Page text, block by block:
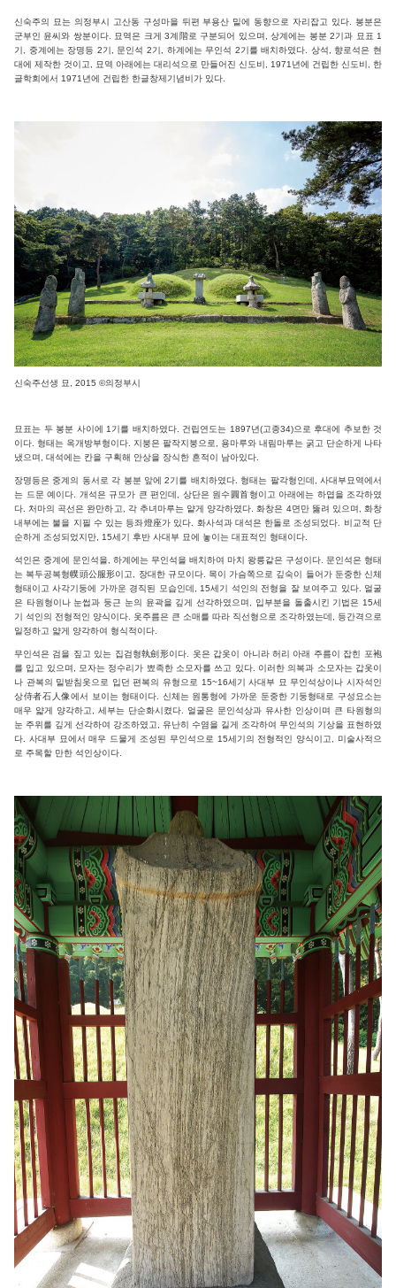
신숙주의 묘는 의정부시 고산동 구성마을 뒤편 부용산 밑에 동향으로 자리잡고 있다. 봉분은
군부인 윤씨와 쌍분이다. 묘역은 크게 3계階로 구분되어 있으며, 상계에는 봉분 2기과 묘표 1
기, 중계에는 장명등 2기, 문인석 2기, 하계에는 무인석 2기를 배치하였다. 상석, 향로석은 현
대에 제작한 것이고, 묘역 아래에는 대리석으로 만들어진 신도비, 1971년에 건립한 신도비, 한
글학회에서 1971년에 건립한 한글창제기념비가 있다.
신숙주선생 묘, 2015 ©의정부시
묘표는 두 봉분 사이에 1기를 배치하였다. 건립연도는 1897년(고종34)으로 후대에 추보한 것
이다. 형태는 옥개방부형이다. 지붕은 팔작지붕으로, 용마루와 내림마루는 굵고 단순하게 나타
냈으며, 대석에는 칸을 구획해 안상을 장식한 흔적이 남아있다.
장명등은 중계의 동서로 각 봉분 앞에 2기를 배치하였다. 형태는 팔각형인데, 사대부묘역에서
는 드문 예이다. 개석은 규모가 큰 편인데, 상단은 원수圓首형이고 아래에는 하엽을 조각하였
다. 처마의 곡선은 완만하고, 각 추녀마루는 얕게 양각하였다. 화창은 4면만 뚫려 있으며, 화창
내부에는 불을 지필 수 있는 등좌燈座가 있다. 화사석과 대석은 한돌로 조성되었다. 비교적 단
순하게 조성되었지만, 15세기 후반 사대부 묘에 놓이는 대표적인 형태이다.
석인은 중계에 문인석을, 하계에는 무인석을 배치하여 마치 왕릉같은 구성이다. 문인석은 형태
는 복두공복형幞頭公服形이고, 장대한 규모이다. 목이 가슴쪽으로 깊숙이 들어가 둔중한 신체
형태이고 사각기둥에 가까운 경직된 모습인데, 15세기 석인의 전형을 잘 보여주고 있다. 얼굴
은 타원형이나 눈썹과 둥근 눈의 윤곽을 깊게 선각하였으며, 입부분을 돌출시킨 기법은 15세
기 석인의 전형적인 양식이다. 옷주름은 큰 소매를 따라 직선형으로 조각하였는데, 등간격으로
일정하고 얇게 양각하여 형식적이다.
무인석은 검을 짚고 있는 집검형執劍形이다. 옷은 갑옷이 아니라 허리 아래 주름이 잡힌 포袍
를 입고 있으며, 모자는 정수리가 뾰족한 소모자를 쓰고 있다. 이러한 의복과 소모자는 갑옷이
나 관복의 밑받침옷으로 입던 편복의 유형으로 15~16세기 사대부 묘 무인석상이나 시자석인
상侍者石人像에서 보이는 형태이다. 신체는 원통형에 가까운 둔중한 기둥형태로 구성요소는
매우 얇게 양각하고, 세부는 단순화시켰다. 얼굴은 문인석상과 유사한 인상이며 큰 타원형의
눈 주위를 깊게 선각하여 강조하였고, 유난히 수염을 길게 조각하여 무인석의 기상을 표현하였
다. 사대부 묘에서 매우 드물게 조성된 무인석으로 15세기의 전형적인 양식이고, 미술사적으
로 주목할 만한 석인상이다.